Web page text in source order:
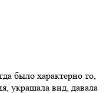
было характерно то,
украшала вид, давала